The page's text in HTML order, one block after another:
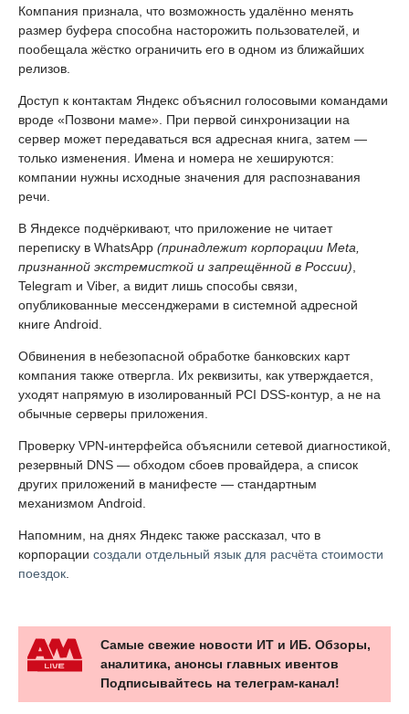
Компания признала, что возможность удалённо менять
размер буфера способна насторожить пользователей, и
пообещала жёстко ограничить его в одном из ближайших
релизов.
Доступ к контактам Яндекс объяснил голосовыми командами
вроде «Позвони маме». При первой синхронизации на
сервер может передаваться вся адресная книга, затем —
только изменения. Имена и номера не хешируются:
компании нужны исходные значения для распознавания
речи.
В Яндексе подчёркивают, что приложение не читает
переписку в WhatsApp (принадлежит корпорации Meta,
признанной экстремисткой и запрещённой в России)
Telegram и Viber, а видит лишь способы связи,
опубликованные мессенджерами в системной адресной
книге Android.
Обвинения в небезопасной обработке банковских карт
компания также отвергла. Их реквизиты, как утверждается,
уходят напрямую в изолированный PCI DSS-контур, а не на
обычные серверы приложения.
Проверку VPN-интерфейса объяснили сетевой диагностикой,
резервный DNS — обходом сбоев провайдера, а список
других приложений в манифесте — стандартным
механизмом Android.
Напомним, на днях Яндекс также рассказал, что в
корпорации создали отдельный язык для расчёта стоимости
поездок
Самые свежие новости ИТ и ИБ. Обзоры,
аналитика, анонсы главных ивентов
Подписывайтесь на телеграм-канал!